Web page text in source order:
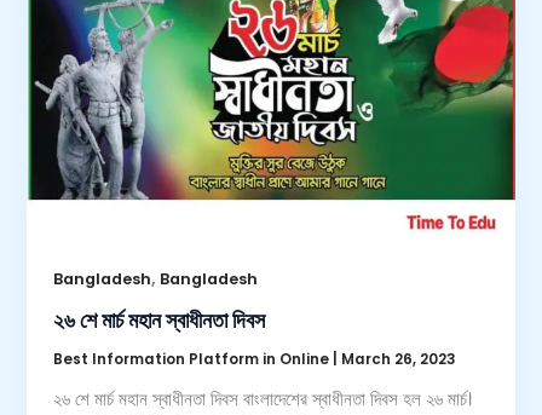
Bangladesh, Bangladesh
২৬ শে মার্চ মহান স্বাধীনতা দিবস
Best Information Platform in Online March 26, 2023
২৬ শে মার্চ মহান স্বাধীনতা দিবস বাংলাদেশের স্বাধীনতা দিবস হল ২৬ মার্চ।